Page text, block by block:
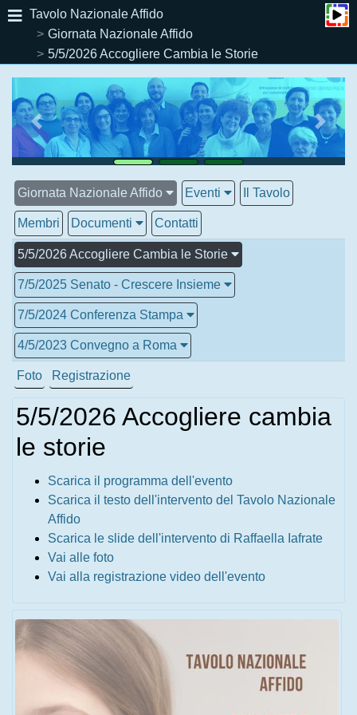
Tavolo Nazionale Affido
Giornata Nazionale Affido
5/5/2026 Accogliere Cambia le Storie
Giornata Nazionale Affido Eventi Il Tavolo
Membri Documenti Contatti
5/5/2026 Accogliere Cambia le Storie
7/5/2025 Senato - Crescere Insieme
7/5/2024 Conferenza Stampa
4/5/2023 Convegno a Roma
Foto Registrazione
5/5/2026 Accogliere cambia
le storie
Scarica il programma dell'evento
Scarica il testo dell'intervento del Tavolo Nazionale
Affido
Scarica le slide dell'intervento di Raffaella Iafrate
Vai alle foto
Vai alla registrazione video dell'evento